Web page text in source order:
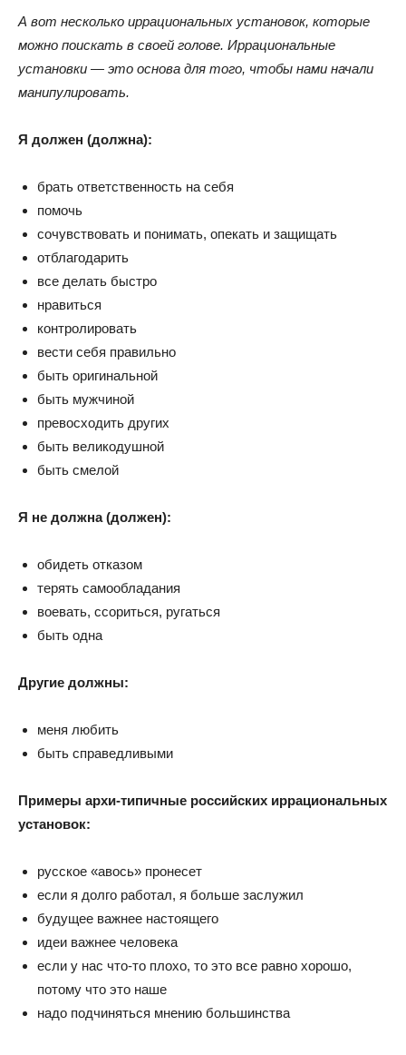
А вот несколько иррациональных установок, которые
можно поискать в своей голове. Иррациональные
установки — это основа для того, чтобы нами начали
манипулировать.
Я должен (должна):
брать ответственность на себя
помочь
сочувствовать и понимать, опекать и защищать
отблагодарить
все делать быстро
нравиться
контролировать
вести себя правильно
быть оригинальной
быть мужчиной
превосходить других
быть великодушной
быть смелой
Я не должна (должен):
обидеть отказом
терять самообладания
воевать, ссориться, ругаться
быть одна
Другие должны:
меня любить
быть справедливыми
Примеры архи-типичные российских иррациональных
установок:
русское «авось» пронесет
если я долго работал, я больше заслужил
будущее важнее настоящего
идеи важнее человека
если у нас что-то плохо, то это все равно хорошо,
потому что это наше
надо подчиняться мнению большинства